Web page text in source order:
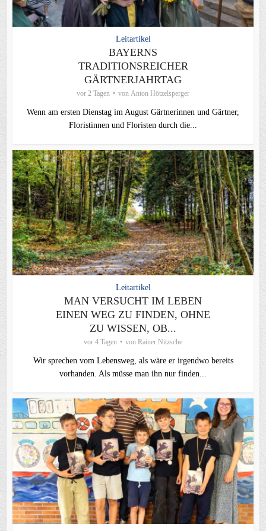
Leitartikel
BAYERNS
TRADITIONSREICHER
GÄRTNERJAHRTAG
vor 2 Tagen von Anton Hötzelsperger
Wenn am ersten Dienstag im August Gärtnerinnen und Gärtner,
Floristinnen und Floristen durch die...
Leitartikel
MAN VERSUCHT IM LEBEN
EINEN WEG ZU FINDEN, OHNE
ZU WISSEN, OB...
vor 4 Tagen von Rainer Nitzsche
Wir sprechen vom Lebensweg, als wäre er irgendwo bereits
vorhanden. Als müsse man ihn nur finden...